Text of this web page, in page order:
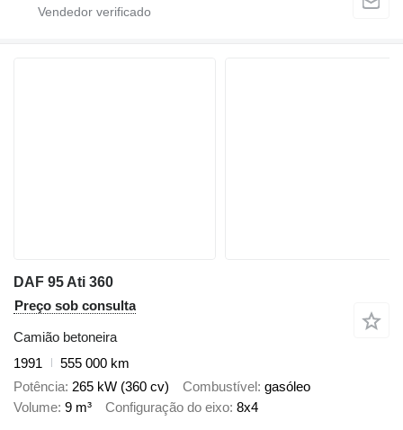
DAF 95 Ati 360
Preço sob consulta
Camião betoneira
1991
555 000 km
Potência 265 kW (360 cv) Combustível gasóleo
Volume 9 m³ Configuração do eixo 8x4